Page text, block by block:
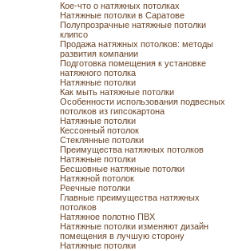
Кое-что о натяжных потолках
Натяжные потолки в Саратове
Полупрозрачные натяжные потолки
клипсо
Продажа натяжных потолков: методы
развития компании
Подготовка помещения к установке
натяжного потолка
Натяжные потолки
Как мыть натяжные потолки
Особенности использования подвесных
потолков из гипсокартона
Натяжные потолки
Кессонный потолок
Стеклянные потолки
Преимущества натяжных потолков
Натяжные потолки
Бесшовные натяжные потолки
Натяжной потолок
Реечные потолки
Главные преимущества натяжных
потолков
Натяжное полотно ПВХ
Натяжные потолки изменяют дизайн
помещения в лучшую сторону
Натяжные потолки